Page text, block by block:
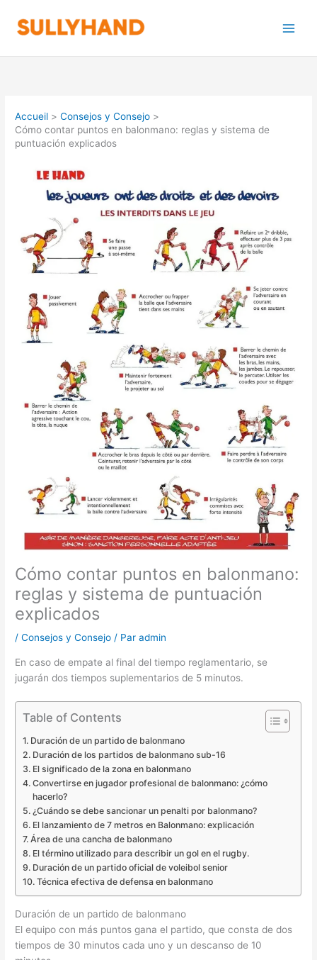
contenu
Accueil
Consejos y Consejo
Cómo contar puntos en balonmano: reglas y sistema de
puntuación explicados
Cómo contar puntos en balonmano:
reglas y sistema de puntuación
explicados
/Consejos y Consejo / Paradmin
En caso de empate al final del tiempo reglamentario, se
jugarán dos tiempos suplementarios de 5 minutos.
Table of Contents
Duración de un partido de balonmano
Duración de los partidos de balonmano sub-16
El significado de la zona en balonmano
Convertirse en jugador profesional de balonmano: ¿cómo
hacerlo?
¿Cuándo se debe sancionar un penalti por balonmano?
El lanzamiento de 7 metros en Balonmano: explicación
Área de una cancha de balonmano
El término utilizado para describir un gol en el rugby.
Duración de un partido oficial de voleibol senior
Técnica efectiva de defensa en balonmano
Duración de un partido de balonmano
El equipo con más puntos gana el partido, que consta de dos
tiempos de 30 minutos cada uno y un descanso de 10